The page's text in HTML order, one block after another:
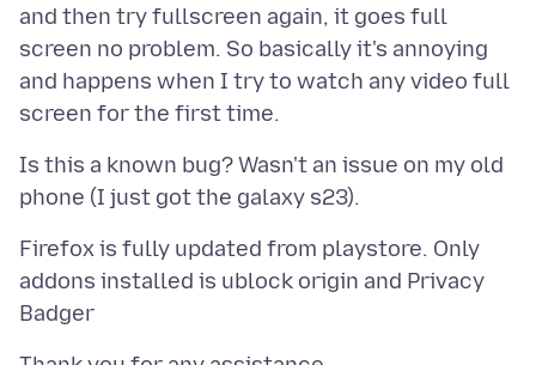
and then try fullscreen again, it goes full
screen no problem. So basically it's annoying
and happens when I try to watch any video full
Is this a known bug? Wasn't an issue on my old
Firefox is fully updated from playstore. Only
addons installed is ublock origin and Privacy